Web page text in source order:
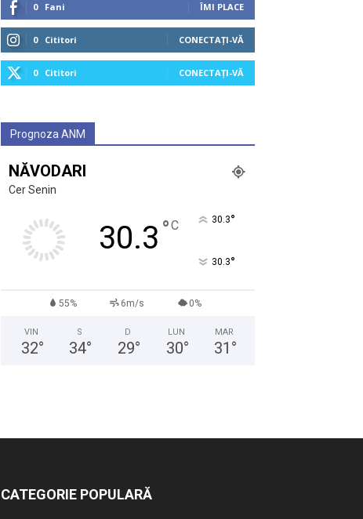
0 Fani ÎMI PLACE
0 Cititori CONECTAȚI-VĂ
0 Cititori CONECTAȚI-VĂ
Prognoza ANM
NĂVODARI
Cer Senin
30.3 °C 30.3°
30.3°
55% 6m/s 0%
VIN
32°
S
34°
D
29°
LUN
30°
MAR
31 °
CATEGORIE POPULARĂ